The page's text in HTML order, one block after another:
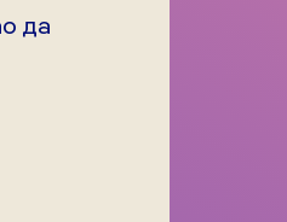
да